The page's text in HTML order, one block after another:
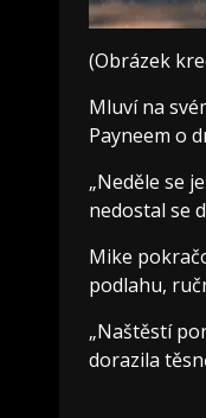
(Obrázek
Mluví na
Payneem o
„Neděle se
nedostal se
Mike
podlahu,
„Naštěstí
dorazila